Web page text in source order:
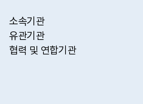
소속기관
유관기관
협력 및 연합기관